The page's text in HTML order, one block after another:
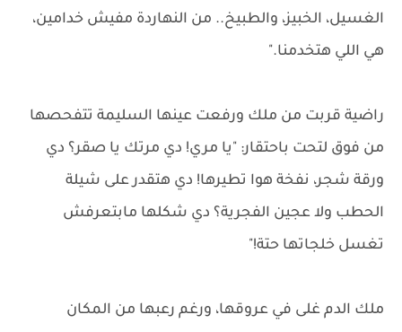
الغسيل، الخبيز، والطبيخ.. من النهاردة مفيش خدامين،
هي اللي هتخدمنا."
راضية قربت من ملك ورفعت عينها السليمة تتفحصها
من فوق لتحت باحتقار: "يا مري! دي مرتك يا صقر؟ دي
ورقة شجر، نفخة هوا تطيرها! دي هتقدر على شيلة
الحطب ولا عجين الفجرية؟ دي شكلها مابتعرفش
تغسل خلجاتها حتة!"
ملك الدم غلى في عروقها، ورغم رعبها من المكان